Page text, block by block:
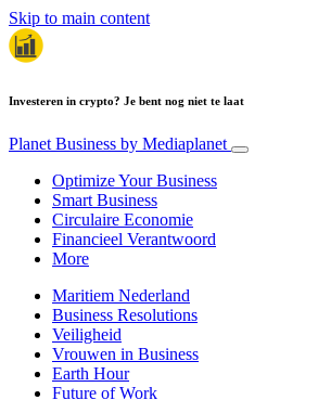
Skip to main content
Investeren in crypto? Je bent nog niet te laat
Planet Business by Mediaplanet
Optimize Your Business
Smart Business
Circulaire Economie
Financieel Verantwoord
More
Maritiem Nederland
Business Resolutions
Veiligheid
Vrouwen in Business
Earth Hour
Future of Work